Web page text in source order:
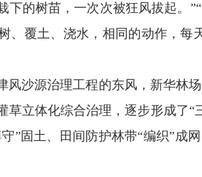
下的树苗，一次次被狂风拔起。
、覆土、浇水，相同的动作，每
风沙源治理工程的东风，新华林
立体化综合治理，逐步形成了“
”固土、田间防护林带“编织”成